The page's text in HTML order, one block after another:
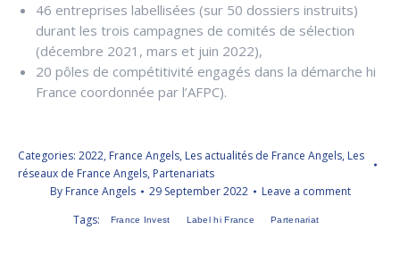
46 entreprises labellisées (sur 50 dossiers instruits)
durant les trois campagnes de comités de sélection
(décembre 2021, mars et juin 2022),
20 pôles de compétitivité engagés dans la démarche hi
France coordonnée par l’AFPC).
Categories: 2022, France Angels, Les actualités de France Angels, Les
réseaux de France Angels, Partenariats
By France Angels 29 September 2022
Leave a comment
Tags:
France Invest Label hi France Partenariat